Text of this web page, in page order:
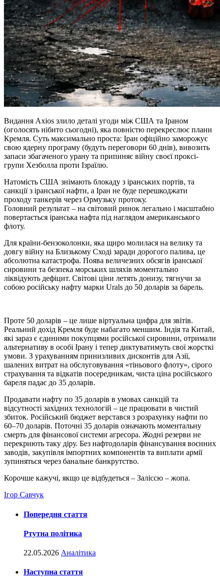
Видання Axios злило деталі угоди між США та Іраном
(оголосять нібито сьогодні), яка повністю перекреслює плани
Кремля. Суть максимально проста: Іран офіційно заморожує
свою ядерну програму (будуть переговори 60 днів), вивозить
запаси збагаченого урану та припиняє війну своєї проксі-
групи Хезболла проти Ізраїлю.
Натомість США знімають блокаду з іранських портів, та
санкції з іранської нафти, а Іран не буде перешкоджати
проходу танкерів через Ормузьку протоку.
Головний результат – на світовий ринок легально і масштабно
повертається іранська нафта під наглядом американського
флоту.
Для країни-бензоколонки, яка щиро молилася на велику та
довгу війну на Близькому Сході заради дорогого палива, це
абсолютна катастрофа. Поява величезних обсягів іранської
сировини та безпека морських шляхів моментально
ліквідують дефіцит. Світові ціни летять донизу, тягнучи за
собою російську нафту марки Urals до 50 доларів за барель.
Проте 50 доларів – це лише віртуальна цифра для звітів.
Реальний дохід Кремля буде набагато меншим. Індія та Китай,
які зараз є єдиними покупцями російської сировини, отримали
альтернативу в особі Ірану і тепер диктуватимуть свої жорсткі
умови. З урахуванням принизливих дисконтів для Азії,
шалених витрат на обслуговування «тіньового флоту», сірого
страхування та відкатів посередникам, чиста ціна російського
бареля падає до 35 доларів.
Продавати нафту по 35 доларів в умовах санкцій та
відсутності західних технологій – це працювати в чистий
збиток. Російський бюджет верстався з розрахунку нафти по
60–70 доларів. Поточні 35 доларів означають моментальну
смерть для фінансової системи агресора. Жодні резерви не
перекриють таку діру. Без нафтодоларів фінансування воєнних
заводів, закупівля імпортних компонентів та виплати армії
зупиняться через банальне банкрутство.
Корочше кажучі, якщо це відбудеться – Заліссю – жопа.
Ігор Савчук
Попередня стаття
Ртутна політика
22.05.2026 Аналітика
Наступна стаття